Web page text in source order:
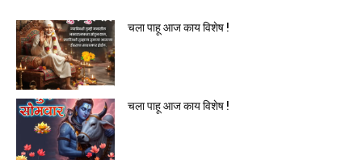
चला पाहू आज काय विशेष !
चला पाहू आज काय विशेष !